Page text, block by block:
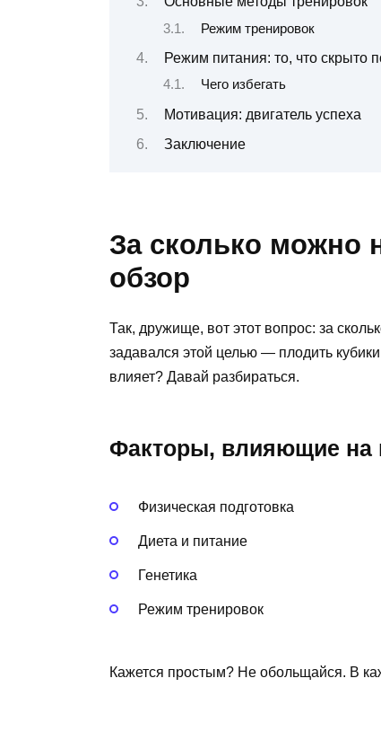
Режим тренировок
Режим питания: то, что скрыто
Чего избегать
Мотивация: двигатель успеха
Заключение
За сколько можно
обзор
Так, дружище, вот этот вопрос: за
задавался этой целью — плодить
влияет? Давай разбираться.
Факторы, влияющие на
Физическая подготовка
Диета и питание
Генетика
Режим тренировок
Кажется простым? Не обольщайся. В